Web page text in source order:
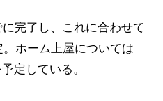
完了し、これに合わせて
ホーム上屋については
定している。